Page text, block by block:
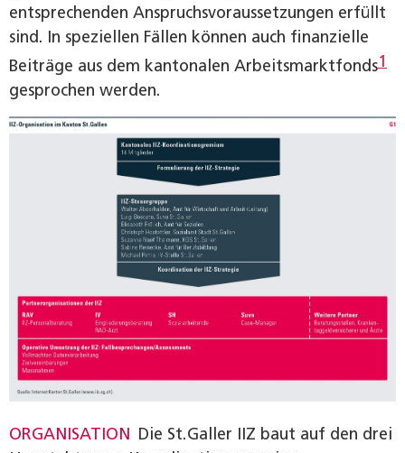
entsprechenden Anspruchsvoraussetzungen erfüllt
sind. In speziellen Fällen können auch finanzielle
Beiträge aus dem kantonalen Arbeitsmarktfonds1
gesprochen werden.
ORGANISATION Die St. Galler IIZ baut auf den drei